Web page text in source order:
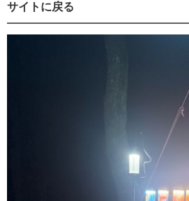
サイトに戻る